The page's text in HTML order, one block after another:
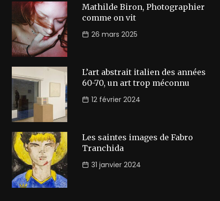
Mathilde Biron, Photographier
comme on vit
26 mars 2025
L’art abstrait italien des années
60-70, un art trop méconnu
12 février 2024
Les saintes images de Fabro
Tranchida
31 janvier 2024